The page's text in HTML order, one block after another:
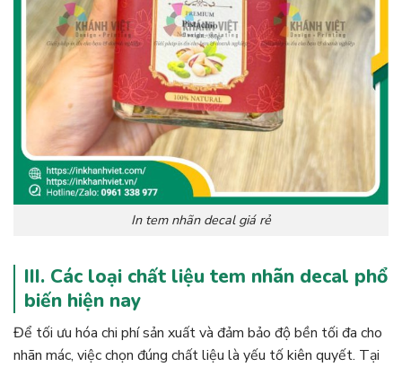
In tem nhãn decal giá rẻ
III. Các loại chất liệu tem nhãn decal phổ
biến hiện nay
Để tối ưu hóa chi phí sản xuất và đảm bảo độ bền tối đa cho
nhãn mác, việc chọn đúng chất liệu là yếu tố kiên quyết. Tại